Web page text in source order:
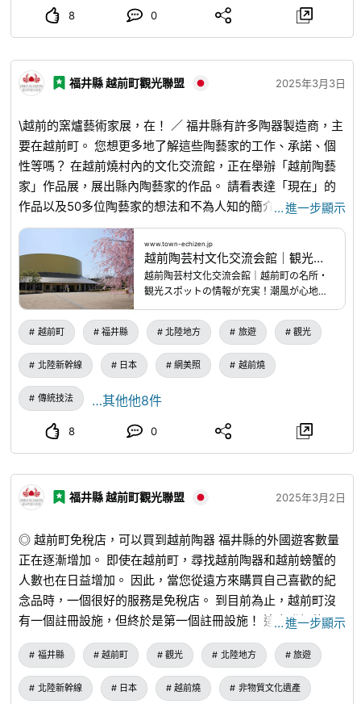
8 0
福井縣 越前町觀光聯盟 2025年3月3日
\越前的窯爐藝術家展，在！ ／ 福井縣有許多陶器製造商，主
要在越前町。 您想更多地了解這些陶藝家的工作、承諾、個
性等嗎？ 在越前燒村內的文化交流館，正在舉辦「越前陶藝
家」作品展，展出縣內陶藝家的作品。 請看表達「現在」的
作品以及50多位陶藝家的想法和不為人知的簡介！ 如果週末
有時間，陶藝家其實會指導你~。 展覽將持續至2025年3月
16日星期日。 免費入場。 ==================== 福
井“陶瓷”網络展2025 ~越前窯~ 日期：2025年3月1日（週
六）~3月16日（周日） 地點：越前陶瓷村內文化交流中心
（www.town-echizen.jp...） 費用：免費入場 時間：上午9
時~下午5時 ====================
…進一步顯示
www.town-echizen.jp
越前陶芸村文化交流会館｜観光スポット｜観光したい｜えちぜん観光ナビ
越前陶芸村文化交流会館｜越前町の名所・
観光スポットの情報が充実！潮風が心地よ
い日本海の「海」、懐かしい「土」の香り
がする風土、優しい「里」が育んだ文化。
観光したい、遊びたい、泊まりたいなど各
目的別にも確認することができます。
越前町 福井縣 北陸地方 旅遊 觀光
北陸新幹線 日本 網美照 越前燒
傳統技法 …其他他8件
8 0
福井縣 越前町觀光聯盟 2025年3月2日
◎ 越前町免稅店，可以買到越前陶器 福井縣的外國遊客數量
正在逐漸增加。 即使在越前町，尋找越前陶器和越前螃蟹的
人數也在日益增加。 因此，當您從遠方來購買自己喜歡的紀
念品時，一個很好的服務是免稅店。 到目前為止，越前町沒
有一個註冊設施，但終於是第一個註冊設施！ 這次登記的兩
個設施是越前陶窯和福井縣陶器資料館。 我想向世界傳送越
前燒的魅力，並將喜歡越前燒的人傳播到世界！ ◎ 富萊窯
www.instagram.com...以大自然和生物為主題，我們創造了
…進一步顯示
福井縣 越前町 觀光 北陸地方 旅遊
北陸新幹線 日本 越前燒 非物質文化遺產